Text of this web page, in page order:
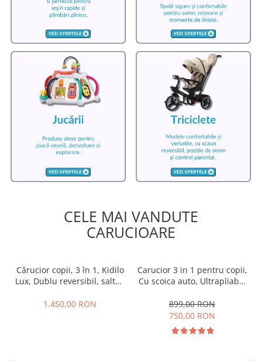
CELE MAI VANDUTE
CARUCIOARE
Cărucior copii, 3 în 1, Kidilo
Lux, Dublu reversibil, saltea
Manusi de iarna, Roti
1.450,00 RON
Carucior 3 in 1 pentru copii,
Cu scoica auto, Ultrapliabil,
avion, Maner telescopic si
reversibil, Pozitie de somn
899,00 RON
750,00 RON